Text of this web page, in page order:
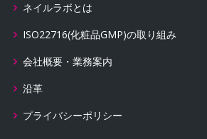
ネイルラボとは
ISO22716(化粧品GMP)の取り組み
会社概要・業務案内
沿革
プライバシーポリシー